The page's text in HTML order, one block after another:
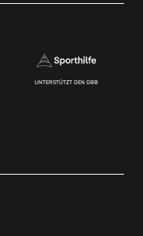
UNTERSTÜTZT DEN DBB